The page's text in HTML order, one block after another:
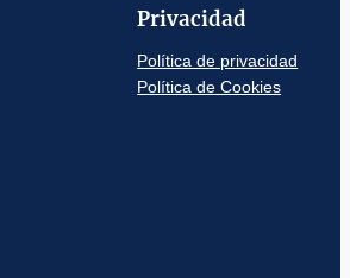
Privacidad
Política de privacidad
Política de Cookies